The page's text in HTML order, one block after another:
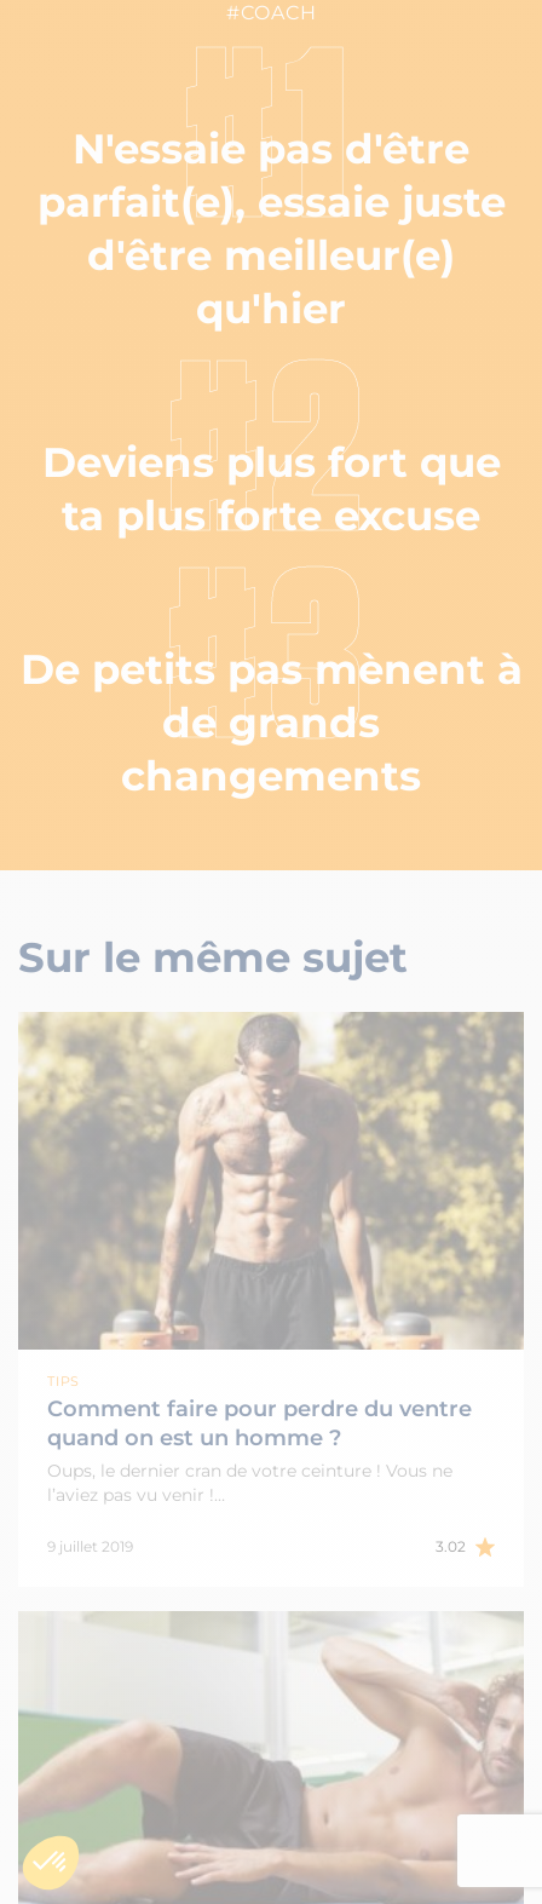
#COACH
#1
N'essaie pas d'être
parfait(e), essaie juste
d'être meilleur(e)
qu'hier
#2
Deviens plus fort que
ta plus forte excuse
#3
De petits pas mènent à
de grands
changements
Sur le même sujet
TIPS
Comment faire pour perdre du ventre
quand on est un homme ?
Oups, le dernier cran de votre ceinture ! Vous ne
l’aviez pas vu venir !…
9 juillet 2019 3.02